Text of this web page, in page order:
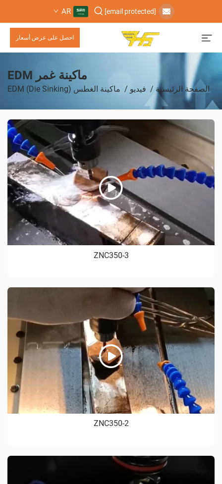
[email protected]
AR
احصل على عرض أسعار
ماكينة غمر EDM
الصفحة الرئيسية / فيديو / ماكينة الغطس (Die Sinking) EDM
ZNC350-3
ZNC350-2